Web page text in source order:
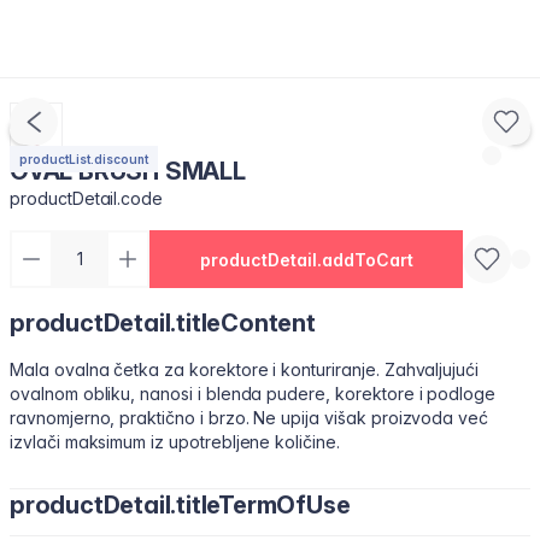
productList.discount
OVAL BRUSH SMALL
productDetail.code
productDetail.addToCart
productDetail.titleContent
Mala ovalna četka za korektore i konturiranje. Zahvaljujući
ovalnom obliku, nanosi i blenda pudere, korektore i podloge
ravnomjerno, praktično i brzo. Ne upija višak proizvoda već
izvlači maksimum iz upotrebljene količine.
productDetail.titleTermOfUse